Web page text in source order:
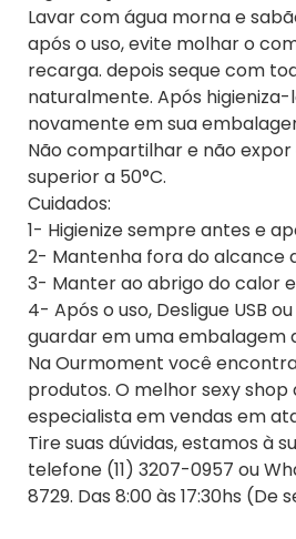
Lavar com água morna e
após o uso, evite molhar o
recarga. depois seque com
naturalmente. Após higieniza-
novamente em sua
Não compartilhar e não
superior a 50°C.
Cuidados:
1- Higienize sempre antes e
2- Mantenha fora do alcance
3- Manter ao abrigo do calor e
4- Após o uso, Desligue USB
guardar em uma embalagem
Na Ourmoment você
produtos. O melhor sexy
especialista em vendas em
Tire suas dúvidas, estamos à
telefone (11) 3207-0957 ou
8729. Das 8:00 às 17:30hs (De